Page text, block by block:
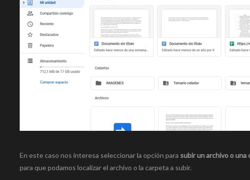
En este caso nos interesa seleccionar la opción para subir un archivo o una
para que podamos localizar el archivo o la carpeta a subir.